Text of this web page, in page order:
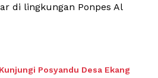
di lingkungan Ponpes Al
Posyandu Desa Ekang